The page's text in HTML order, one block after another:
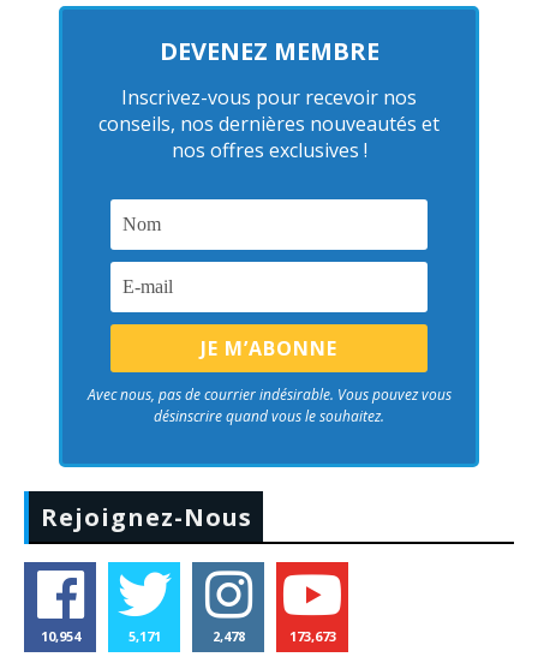
DEVENEZ MEMBRE
Inscrivez-vous pour recevoir nos
conseils, nos dernières nouveautés et
nos offres exclusives !
Avec nous, pas de courrier indésirable. Vous pouvez vous
désinscrire quand vous le souhaitez.
Rejoignez-Nous
10,954 5,171 2,478 173,673